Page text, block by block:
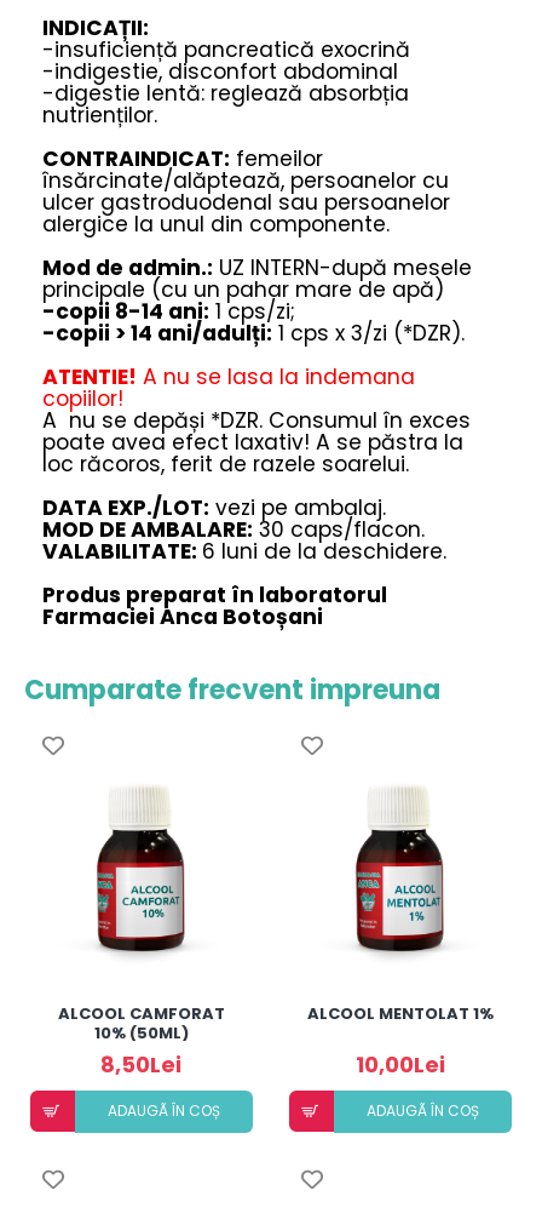
INDICAȚII:
-insuficiență pancreatică exocrină
-indigestie, disconfort abdominal
-digestie lentă: reglează absorbția
nutrienților.
CONTRAINDICAT: femeilor
însărcinate/alăptează, persoanelor cu
ulcer gastroduodenal sau persoanelor
alergice la unul din componente.
Mod de admin.: UZ INTERN-după mesele
principale (cu un pahar mare de apă)
-copii 8-14 ani: 1 cps/zi;
-copii > 14 ani/adulți: 1 cps x 3/zi (*DZR).
ATENTIE! A nu se lasa la indemana
copiilor!
A nu se depăși *DZR. Consumul în exces
poate avea efect laxativ! A se păstra la
loc răcoros, ferit de razele soarelui.
DATA EXP./LOT: vezi pe ambalaj.
MOD DE AMBALARE: 30 caps/flacon.
VALABILITATE: 6 luni de la deschidere.
Produs preparat în laboratorul
Farmaciei Anca Botoșani
Cumparate frecvent impreuna
ALCOOL CAMFORAT
10% (50ML)
8,50Lei
ADAUGÃ ÎN COȘ
ALCOOL MENTOLAT 1%
10,00Lei
ADAUGÃ ÎN COȘ